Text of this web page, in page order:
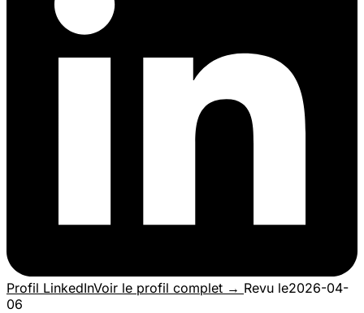
Profil LinkedInVoir le profil complet → Revu le2026-04-
06